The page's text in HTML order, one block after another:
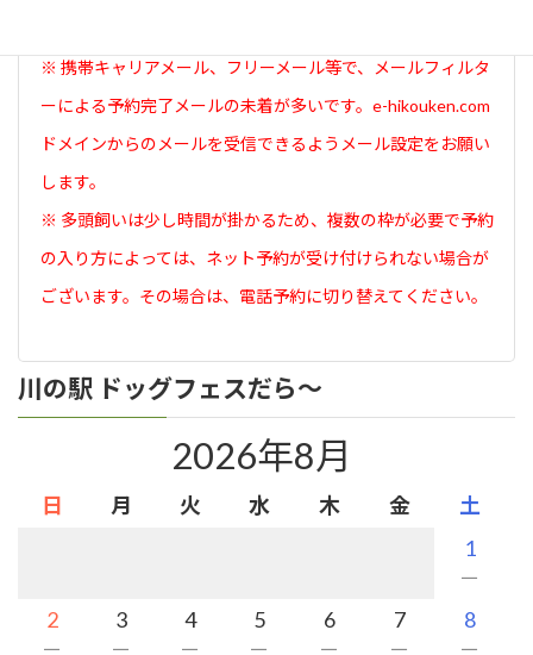
※ 携帯キャリアメール、フリーメール等で、メールフィルタ
ーによる予約完了メールの未着が多いです。e-hikouken.com
ドメインからのメールを受信できるようメール設定をお願い
します。
※ 多頭飼いは少し時間が掛かるため、複数の枠が必要で予約
の入り方によっては、ネット予約が受け付けられない場合が
ございます。その場合は、電話予約に切り替えてください。
川の駅 ドッグフェスだら～
2026年8月
日 月 火 水 木 金
土
1
－
2
－
3
－
4
－
5
－
6
－
7
－
8
－